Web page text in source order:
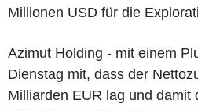
Millionen USD für die
Azimut Holding - mit einem
Dienstag mit, dass der
Milliarden EUR lag und damit